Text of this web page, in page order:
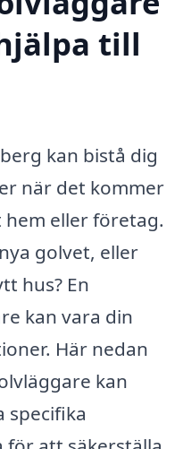
till
kan bistå dig
när det kommer
eller företag.
golvet, eller
hus? En
kan vara din
Här nedan
kan
specifika